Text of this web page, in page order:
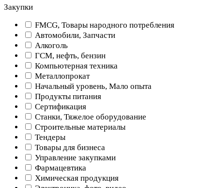
Закупки
FMCG, Товары народного потребления
Автомобили, Запчасти
Алкоголь
ГСМ, нефть, бензин
Компьютерная техника
Металлопрокат
Начальный уровень, Мало опыта
Продукты питания
Сертификация
Станки, Тяжелое оборудование
Строительные материалы
Тендеры
Товары для бизнеса
Управление закупками
Фармацевтика
Химическая продукция